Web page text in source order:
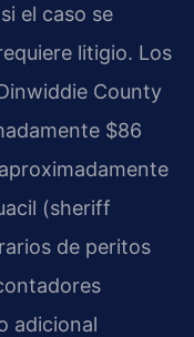
el caso se
litigio. Los
County
$86
(sheriff
de peritos
adicional